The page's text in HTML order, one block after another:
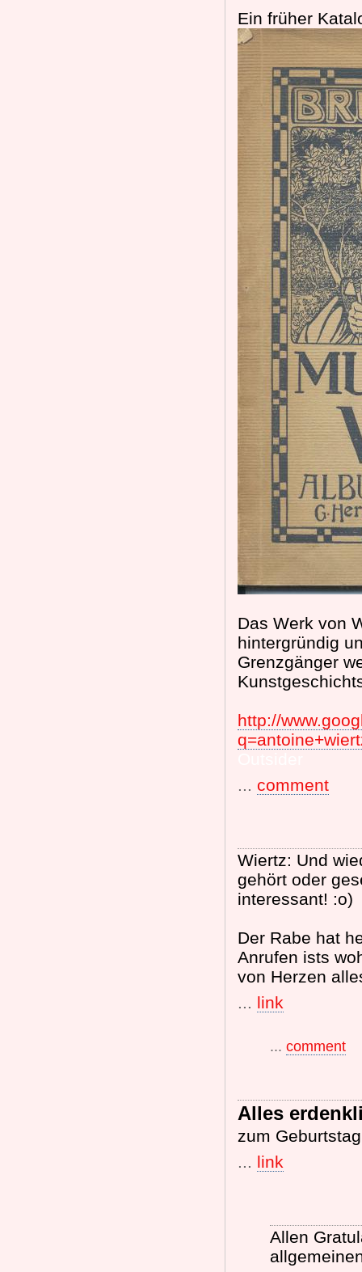
Ein früher
Das Werk von
hintergründig
Grenzgänger
http://
... comment
Wiertz: Und
gehört oder
interessant! :o)
Der Rabe hat
Anrufen ists
von Herzen
... link
... comment
Alles
zum
... link
Allen